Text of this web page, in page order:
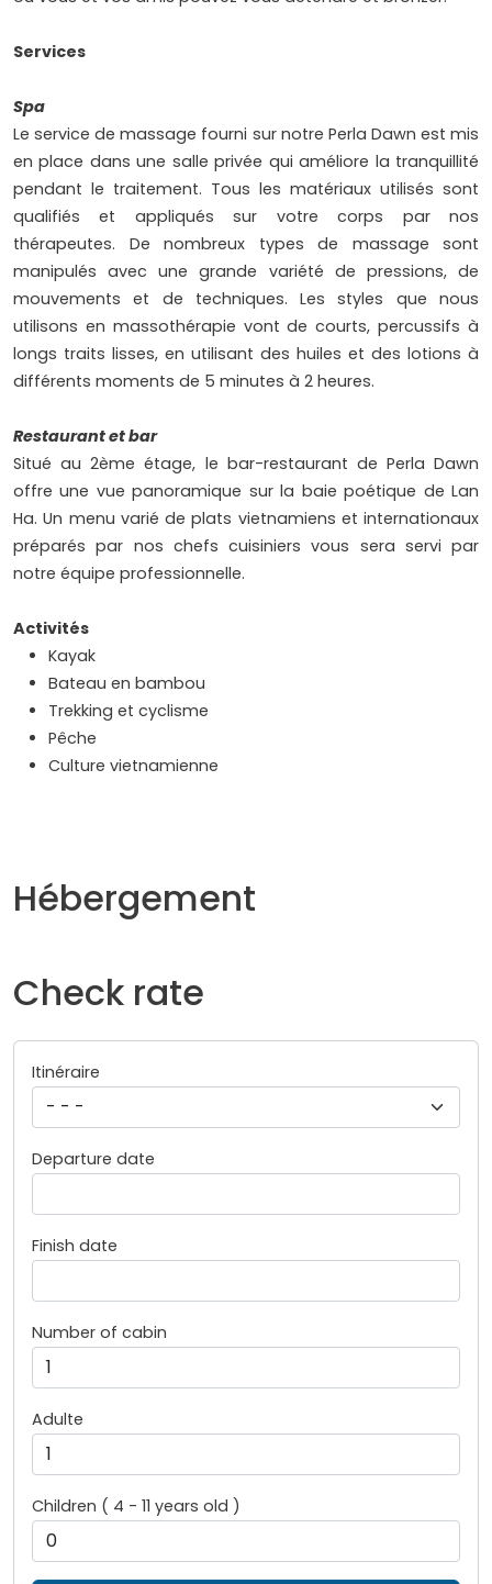
Services
Spa
Le service de massage fourni sur notre Perla Dawn est mis
en place dans une salle privée qui améliore la tranquillité
pendant le traitement. Tous les matériaux utilisés sont
qualifiés et appliqués sur votre corps par nos
thérapeutes. De nombreux types de massage sont
manipulés avec une grande variété de pressions, de
mouvements et de techniques. Les styles que nous
utilisons en massothérapie vont de courts, percussifs à
longs traits lisses, en utilisant des huiles et des lotions à
différents moments de 5 minutes à 2 heures.
Restaurant et bar
Situé au 2ème étage, le bar-restaurant de Perla Dawn
offre une vue panoramique sur la baie poétique de Lan
Ha. Un menu varié de plats vietnamiens et internationaux
préparés par nos chefs cuisiniers vous sera servi par
notre équipe professionnelle.
Activités
Kayak
Bateau en bambou
Trekking et cyclisme
Pêche
Culture vietnamienne
Hébergement
Check rate
Itinéraire
Departure date
Finish date
Number of cabin
Adulte
Children ( 4 - 11 years old )